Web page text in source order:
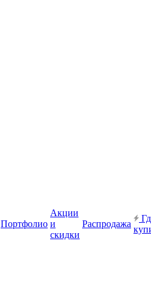
Портфолио
Акции
и
скидки
Распродажа